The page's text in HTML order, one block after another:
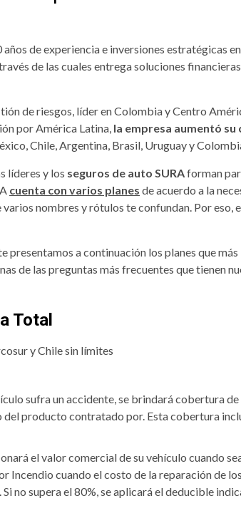
de experiencia e inversiones estratégicas
de las cuales entrega soluciones
de riesgos, líder en Colombia y Centro
por América Latina, la empresa aumentó su
Chile, Argentina, Brasil, Uruguay y
líderes y los seguros de auto SURAforman
cuenta con varios planes de acuerdo a la
varios nombres y rótulos te confundan. Por eso,
presentamos a continuación los planes que más
de las preguntas más frecuentes que tienen
Total
y Chile sin límites
sufra un accidente, se brindará cobertura de
producto contratado por. Esta cobertura
el valor comercial de su vehículo cuando
Incendio cuando el costo de la reparación de
no supera el 80%, se aplicará el deducible